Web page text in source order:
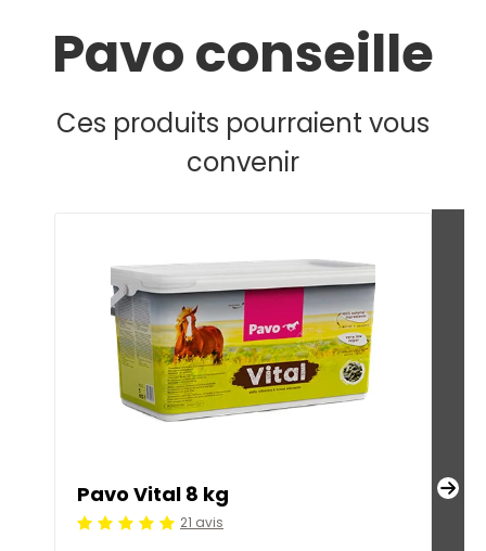
Pavo conseille
Ces produits pourraient vous
convenir
Pavo Vital 8 kg
Jugement:5 /521 avis